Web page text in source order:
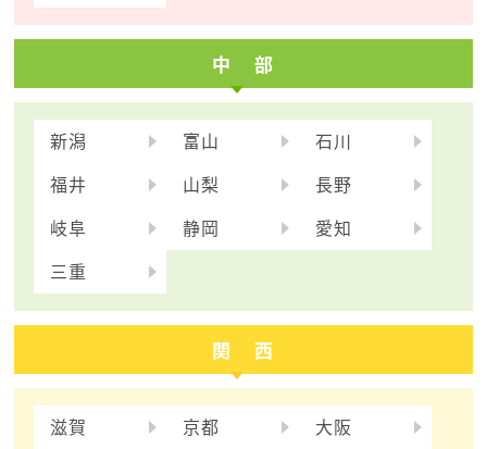
中 部
新潟 富山
石川
福井
山梨
長野
岐阜
静岡
愛知
三重
関 西
滋賀 京都
大阪